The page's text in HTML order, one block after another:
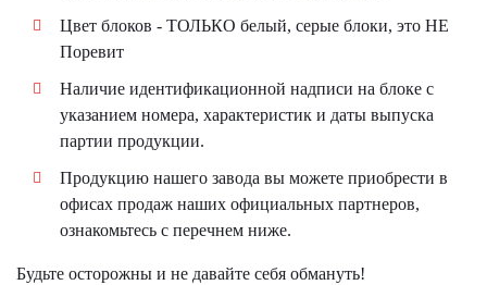
Цвет блоков - ТОЛЬКО белый, серые блоки, это НЕ
Поревит
Наличие идентификационной надписи на блоке с
указанием номера, характеристик и даты выпуска
партии продукции.
Продукцию нашего завода вы можете приобрести в
офисах продаж наших официальных партнеров,
ознакомьтесь с перечнем ниже.
Будьте осторожны и не давайте себя обмануть!